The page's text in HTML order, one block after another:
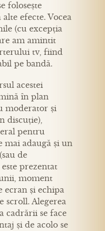
folosește
efecte. Vocea
(cu excepția
am amintit
tv, fiind
pe bandă.
acestei
în plan
moderator și
discuție),
pentru
mai adaugă și un
de
prezentat
moment
ecran și echipa
scroll. Alegerea
cadrării se face
și de acolo se